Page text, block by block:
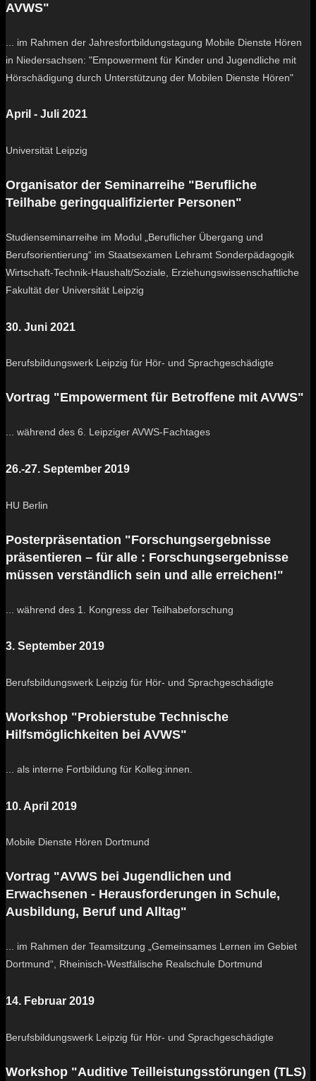
AVWS"
... im Rahmen der Jahresfortbildungstagung Mobile Dienste Hören
in Niedersachsen: "Empowerment für Kinder und Jugendliche mit
Hörschädigung durch Unterstützung der Mobilen Dienste Hören"
April - Juli 2021
Universität Leipzig
Organisator der Seminarreihe "Berufliche
Teilhabe geringqualifizierter Personen"
Studienseminarreihe im Modul „Beruflicher Übergang und
Berufsorientierung“ im Staatsexamen Lehramt Sonderpädagogik
Wirtschaft-Technik-Haushalt/Soziale, Erziehungswissenschaftliche
Fakultät der Universität Leipzig
30. Juni 2021
Berufsbildungswerk Leipzig für Hör- und Sprachgeschädigte
Vortrag "Empowerment für Betroffene mit AVWS"
... während des 6. Leipziger AVWS-Fachtages
26.-27. September 2019
HU Berlin
Posterpräsentation "Forschungsergebnisse
präsentieren – für alle : Forschungsergebnisse
müssen verständlich sein und alle erreichen!"
... während des 1. Kongress der Teilhabeforschung
3. September 2019
Berufsbildungswerk Leipzig für Hör- und Sprachgeschädigte
Workshop "Probierstube Technische
Hilfsmöglichkeiten bei AVWS"
... als interne Fortbildung für Kolleg:innen.
10. April 2019
Mobile Dienste Hören Dortmund
Vortrag "AVWS bei Jugendlichen und
Erwachsenen - Herausforderungen in Schule,
Ausbildung, Beruf und Alltag"
... im Rahmen der Teamsitzung „Gemeinsames Lernen im Gebiet
Dortmund“, Rheinisch-Westfälische Realschule Dortmund
14. Februar 2019
Berufsbildungswerk Leipzig für Hör- und Sprachgeschädigte
Workshop "Auditive Teilleistungsstörungen (TLS)